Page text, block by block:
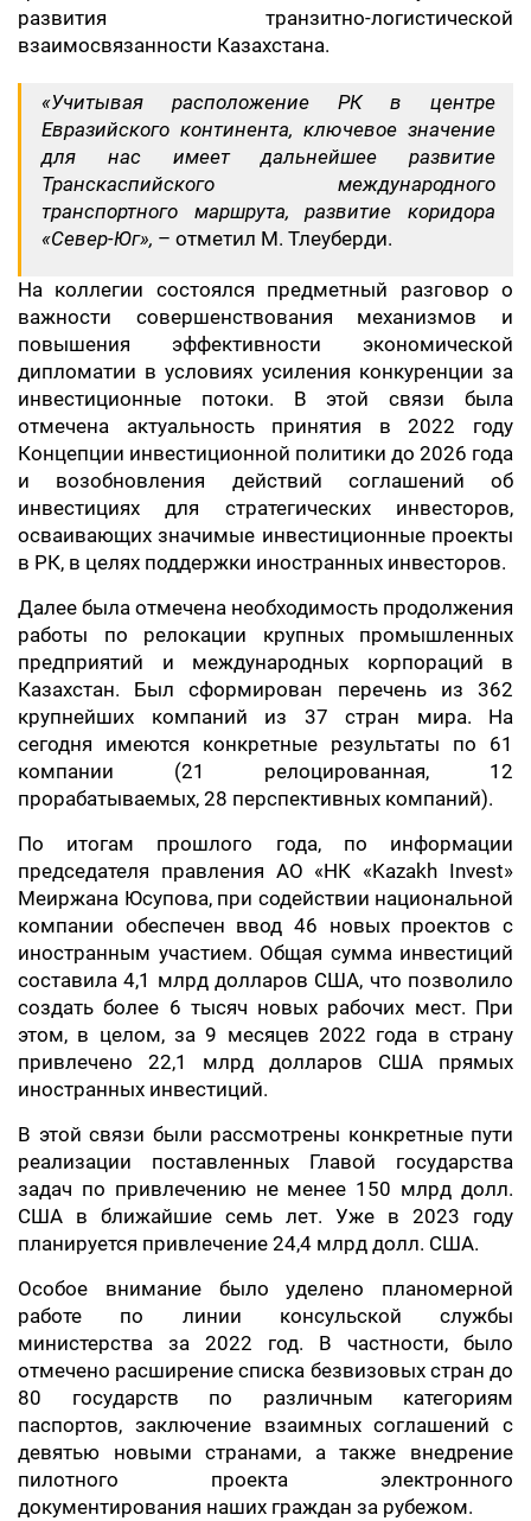
развития транзитно-логистической
взаимосвязанности Казахстана.
«Учитывая расположение РК в центре
Евразийского континента, ключевое значение
для нас имеет дальнейшее развитие
Транскаспийского международного
транспортного маршрута, развитие коридора
«Север-Юг», – отметил М. Тлеуберди.
На коллегии состоялся предметный разговор о
важности совершенствования механизмов и
повышения эффективности экономической
дипломатии в условиях усиления конкуренции за
инвестиционные потоки. В этой связи была
отмечена актуальность принятия в 2022 году
Концепции инвестиционной политики до 2026 года
и возобновления действий соглашений об
инвестициях для стратегических инвесторов,
осваивающих значимые инвестиционные проекты
в РК, в целях поддержки иностранных инвесторов.
Далее была отмечена необходимость продолжения
работы по релокации крупных промышленных
предприятий и международных корпораций в
Казахстан. Был сформирован перечень из 362
крупнейших компаний из 37 стран мира. На
сегодня имеются конкретные результаты по 61
компании (21 релоцированная, 12
прорабатываемых, 28 перспективных компаний).
По итогам прошлого года, по информации
председателя правления АО «НК «Kazakh Invest»
Меиржана Юсупова, при содействии национальной
компании обеспечен ввод 46 новых проектов с
иностранным участием. Общая сумма инвестиций
составила 4,1 млрд долларов США, что позволило
создать более 6 тысяч новых рабочих мест. При
этом, в целом, за 9 месяцев 2022 года в страну
привлечено 22,1 млрд долларов США прямых
иностранных инвестиций.
В этой связи были рассмотрены конкретные пути
реализации поставленных Главой государства
задач по привлечению не менее 150 млрд долл.
США в ближайшие семь лет. Уже в 2023 году
планируется привлечение 24,4 млрд долл. США.
Особое внимание было уделено планомерной
работе по линии консульской службы
министерства за 2022 год. В частности, было
отмечено расширение списка безвизовых стран до
80 государств по различным категориям
паспортов, заключение взаимных соглашений с
девятью новыми странами, а также внедрение
пилотного проекта электронного
документирования наших граждан за рубежом.